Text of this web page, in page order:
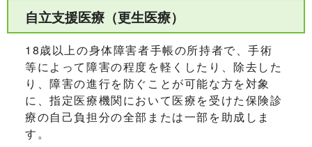
自立支援医療（更生医療）
18歳以上の身体障害者手帳の所持者で、手術
等によって障害の程度を軽くしたり、除去した
り、障害の進行を防ぐことが可能な方を対象
に、指定医療機関において医療を受けた保険診
療の自己負担分の全部または一部を助成しま
す。